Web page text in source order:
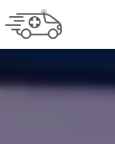
Panneau de gestion